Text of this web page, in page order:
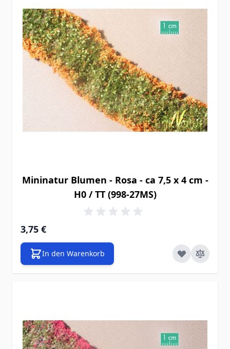
Mininatur Blumen - Rosa - ca 7,5 x 4 cm -
H0 / TT (998-27MS)
3,75 €
In den Warenkorb